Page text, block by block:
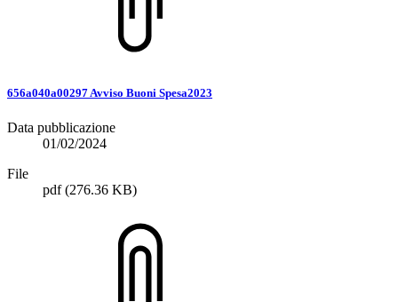
656a040a00297 Avviso Buoni Spesa2023
Data pubblicazione
01/02/2024
File
pdf(276.36 KB)